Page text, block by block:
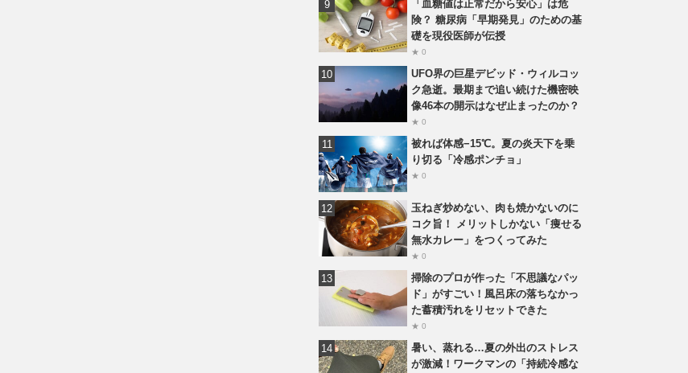
「血糖値は正常だから安心」は危
険？ 糖尿病「早期発見」のための基
礎を現役医師が伝授
★ 0
UFO界の巨星デビッド・ウィルコッ
ク急逝。最期まで追い続けた機密映
像46本の開示はなぜ止まったのか？
★ 0
被れば体感−15℃。夏の炎天下を乗
り切る「冷感ポンチョ」
★ 0
玉ねぎ炒めない、肉も焼かないのに
コク旨！ メリットしかない「痩せる
無水カレー」をつくってみた
★ 0
掃除のプロが作った「不思議なパッ
ド」がすごい！風呂床の落ちなかっ
た蓄積汚れをリセットできた
★ 0
暑い、蒸れる…夏の外出のストレス
が激減！ワークマンの「持続冷感な